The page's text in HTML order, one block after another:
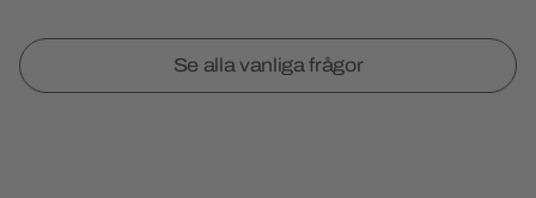
Se alla vanliga frågor